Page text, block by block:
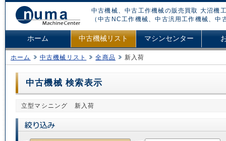
中古機械、中古工作機械の販売買取 大沼機
（中古NC工作機械、中古汎用工作機械、
ホーム 中古機械リスト マシンセンター
ホーム 中古機械リスト 全商品 新入荷
中古機械 検索表示
立型マシニング 新入荷